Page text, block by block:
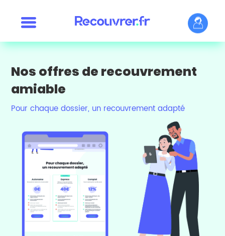
Nos offres de recouvrement
amiable
Pour chaque dossier, un recouvrement adapté